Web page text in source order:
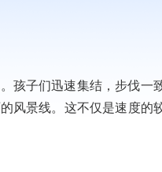
孩子们迅速集结，步伐一
风景线。这不仅是速度的